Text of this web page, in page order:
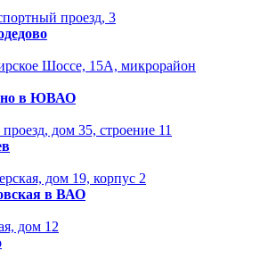
проезд, 3
Шоссе, 15А, микрорайон
в ЮВАО
дом 35, строение 11
дом 19, корпус 2
в ВАО
дом 12